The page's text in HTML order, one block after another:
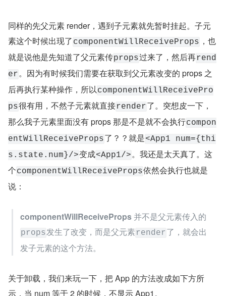
同样的先父元素 render，遇到子元素就先暂时挂起。子元
素这个时候出现了 componentWillReceiveProps ，也
就是说他是先知道了父元素传props过来了，然后再rend
er。因为有时候我们需要在获取到父元素改变的 props 之
后再执行某种操作，所以componentWillReceivePro
ps很有用，不然子元素就直接render了。突想皮一下，
那么我子元素里面没有 props 那是不是就不会执行compon
entWillReceiveProps了？？就是<App1 num={thi
s.state.num}/>变成<App1/>。我还是太天真了。这
个componentWillReceiveProps依然会执行也就是
说：
componentWillReceiveProps 并不是父元素传入的
props发生了改变，而是父元素render 了，就会出
发子元素的这个方法。
关于卸载，我们来玩一下，把 App 的方法改成如下方所
示，当 num 等于 2 的时候，不显示 App1。